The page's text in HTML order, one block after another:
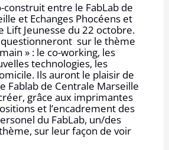
construit entre le FabLab de
et Echanges Phocéens et
Lift Jeunesse du 22 octobre.
questionneront sur le thème
» : le co-working, les
technologies, les
Ils auront le plaisir de
Fablab de Centrale Marseille
grâce aux imprimantes
et l’encadrement des
du FabLab, un/des
sur leur façon de voir